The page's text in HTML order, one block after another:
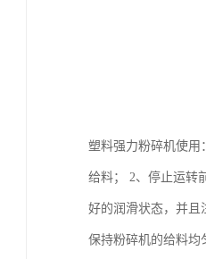
塑料强力粉碎机使用
给料； 2、停止运转
好的润滑状态，并且
保持粉碎机的给料均